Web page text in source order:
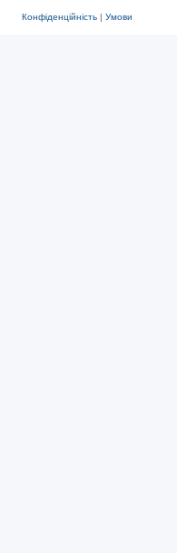
Конфіденційність | Умови